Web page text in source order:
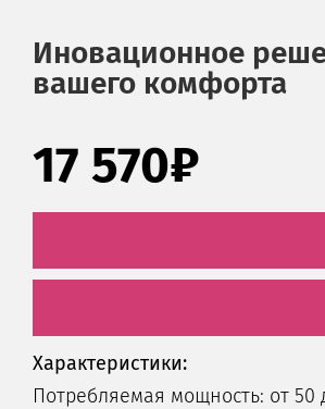
Иновационное
вашего комфорта
17 570₽
Характеристики:
Потребляемая мощность: от 50